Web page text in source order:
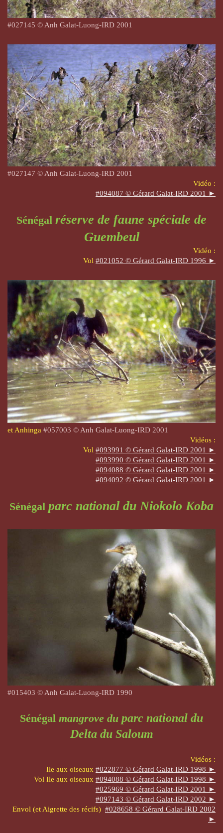
#027145 © Anh Galat-Luong-IRD 2001
#027147 © Anh Galat-Luong-IRD 2001
Vidéo :
#094087 © Gérard Galat-IRD 2001 ►
Sénégal réserve de faune spéciale de
Guembeul
Vidéo :
Vol #021052 © Gérard Galat-IRD 1996 ►
et Anhinga #057003 © Anh Galat-Luong-IRD 2001
Vidéos :
Vol #093991 © Gérard Galat-IRD 2001 ►
#093990 © Gérard Galat-IRD 2001 ►
#094088 © Gérard Galat-IRD 2001 ►
#094092 © Gérard Galat-IRD 2001 ►
Sénégal parc national du Niokolo Koba
#015403 © Anh Galat-Luong-IRD 1990
Sénégal mangrove du parc national du
Delta du Saloum
Vidéos :
Ile aux oiseaux #022877 © Gérard Galat-IRD 1998 ►
Vol Ile aux oiseaux #094088 © Gérard Galat-IRD 1998 ►
#025969 © Gérard Galat-IRD 2001 ►
#097143 © Gérard Galat-IRD 2002 ►
Envol (et Aigrette des récifs) #028658 © Gérard Galat-IRD 2002
►